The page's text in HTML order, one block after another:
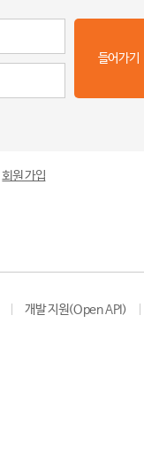
들어가기
회원 가입
개발 지원(Open API)